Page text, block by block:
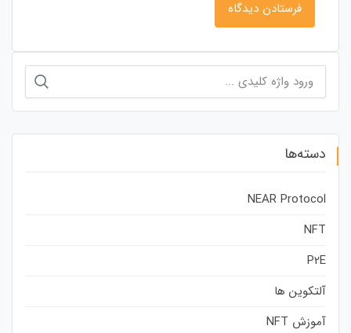
برای:
دسته‌ها
NEAR Protocol
NFT
P2E
آلتکوین ها
آموزش NFT